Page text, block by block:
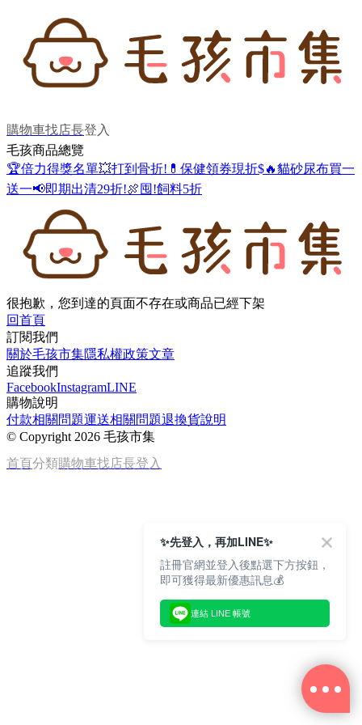
購物車找店長登入
毛孩商品總覽
🏆倍力得獎名單💥打到骨折! 💊保健領券現折$🔥貓砂尿布買一
送一📢即期出清29折!🍖囤!飼料5折
很抱歉，您到達的頁面不存在或商品已經下架
回首頁
訂閱我們
關於毛孩市集隱私權政策文章
追蹤我們
FacebookInstagramLINE
購物說明
付款相關問題運送相關問題退換貨說明
© Copyright 2026 毛孩市集
首頁分類購物車找店長登入
✨先登入，再加LINE✨
註冊官網並登入後點選下方按鈕，
即可獲得最新優惠訊息💰
連結 LINE 帳號